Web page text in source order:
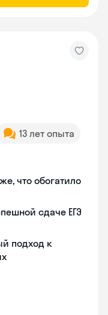
13 лет опыта
что обогатило
сдаче ЕГЭ
подход к